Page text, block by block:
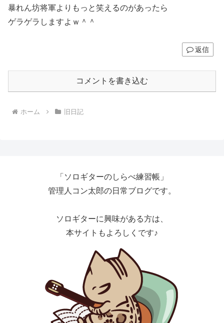
暴れん坊将軍よりもっと笑えるのがあったら
ゲラゲラしますよｗ＾＾
返信
コメントを書き込む
ホーム 旧日記
「ソロギターのしらべ練習帳」
管理人コン太郎の日常ブログです。
ソロギターに興味がある方は、
本サイトもよろしくです♪